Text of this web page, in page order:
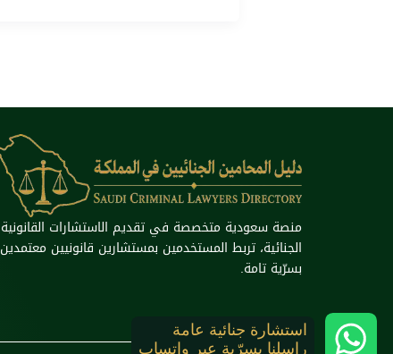
منصة سعودية متخصصة في تقديم الاستشارات القانونية
الجنائية، تربط المستخدمين بمستشارين قانونيين معتمدين
بسرّية تامة.
استشارة جنائية عامة
راسلنا بسرّية عبر واتساب